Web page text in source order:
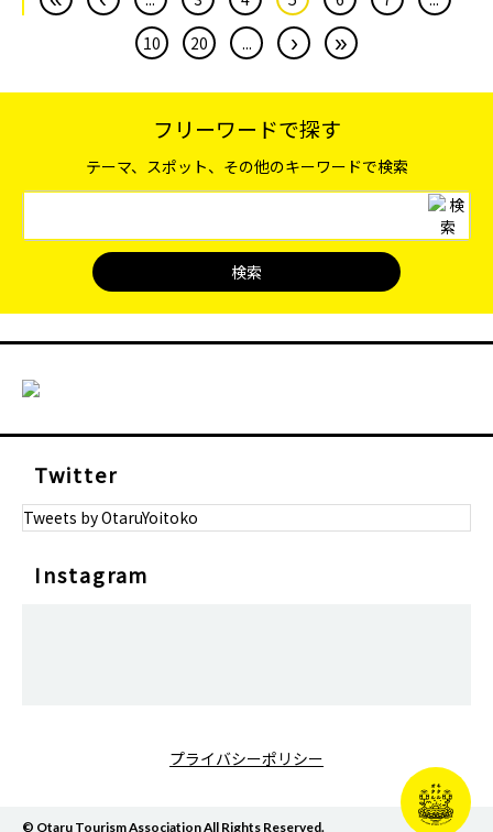
10
20 ... › »
フリーワードで探す
テーマ、スポット、その他のキーワードで検索
検索
Twitter
Tweets by OtaruYoitoko
Instagram
プライバシーポリシー
© Otaru Tourism Association All Rights Reserved.